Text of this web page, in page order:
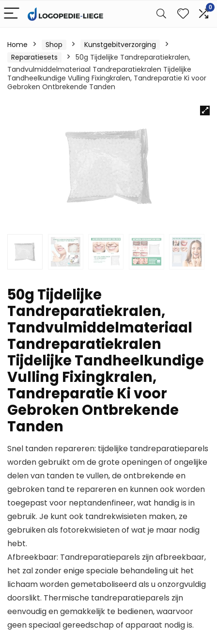
0
Home Shop
Kunstgebitverzorging
Reparatiesets
50g Tijdelijke Tandreparatiekralen,
Tandvulmiddelmateriaal Tandreparatiekralen Tijdelijke
Tandheelkundige Vulling Fixingkralen, Tandreparatie Ki voor
Gebroken Ontbrekende Tanden
50g Tijdelijke
Tandreparatiekralen,
Tandvulmiddelmateriaal
Tandreparatiekralen
Tijdelijke Tandheelkundige
Vulling Fixingkralen,
Tandreparatie Ki voor
Gebroken Ontbrekende
Tanden
Snel tanden repareren: tijdelijke tandreparatieparels
worden gebruikt om de grote openingen of ongelijke
delen van tanden te vullen, de ontbrekende en
gebroken tand te repareren en kunnen ook worden
toegepast voor neptandenfineer, wat handig is in
gebruik. Je kunt ook tandrekwisieten maken, ze
gebruiken als fotorekwisieten of wat je maar nodig
hebt.
Afbreekbaar: Tandreparatieparels zijn afbreekbaar,
het zal zonder enige speciale behandeling uit het
lichaam worden gemetaboliseerd als u onzorgvuldig
doorslikt. Thermische tandreparatieparels zijn
eenvoudig en gemakkelijk te bedienen, waarvoor
geen speciaal gereedschap of apparaat nodig is.